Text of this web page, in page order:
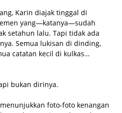
Karin diajak tinggal di
yang—katanya—sudah
setahun lalu. Tapi tidak ada
Semua lukisan di dinding,
catatan kecil di kulkas…
bukan dirinya.
foto-foto kenangan